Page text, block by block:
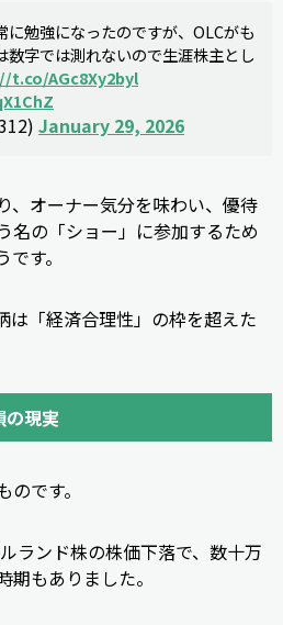
勉強になったのですが、OLCがも
数字では測れないので生涯株主とし
t.co/AGc8Xy2byl
January 29, 2026
、オーナー気分を味わい、優待
名の「ショー」に参加するため
す。
は「経済合理性」の枠を超えた
の現実
です。
ランド株の株価下落で、数十万
もありました。